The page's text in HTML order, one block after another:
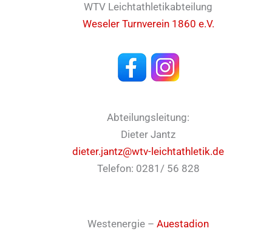
WTV Leichtathletikabteilung
Weseler Turnverein 1860 e.V.
Abteilungsleitung:
Dieter Jantz
dieter.jantz@wtv-leichtathletik.de
Telefon: 0281/ 56 828
Westenergie – Auestadion